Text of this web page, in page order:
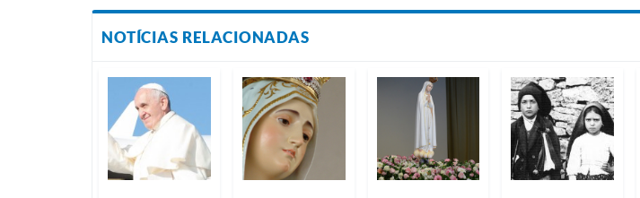
NOTÍCIAS RELACIONADAS